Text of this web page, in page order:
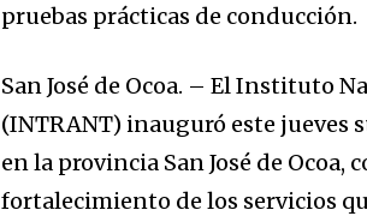
pruebas prácticas de conducción.
San José de Ocoa. – El Instituto
(INTRANT) inauguró este jueves
en la provincia San José de Ocoa,
fortalecimiento de los servicios